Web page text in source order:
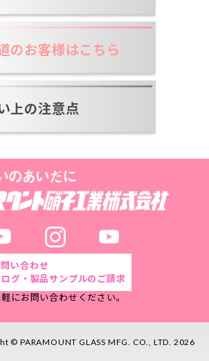
のお客様はこちら
上の注意点
い合わせ
ログ・製品サンプルのご請求
にお問い合わせください。
© PARAMOUNT GLASS MFG. CO., LTD. 2026